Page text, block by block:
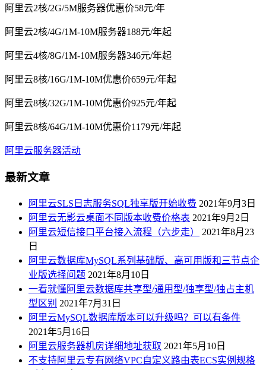
阿里云2核/2G/5M服务器优惠价58元/年
阿里云2核/4G/1M-10M服务器188元/年起
阿里云4核/8G/1M-10M服务器346元/年起
阿里云8核/16G/1M-10M优惠价659元/年起
阿里云8核/32G/1M-10M优惠价925元/年起
阿里云8核/64G/1M-10M优惠价1179元/年起
阿里云服务器活动
最新文章
阿里云SLS日志服务SQL独享版开始收费 2021年9月3日
阿里云无影云桌面不同版本收费价格表 2021年9月2日
阿里云短信接口平台接入流程（六步走）
2021年8月23
日
阿里云数据库MySQL系列基础版、高可用版和三节点企
业版选择问题 2021年8月10日
一看就懂阿里云数据库共享型/通用型/独享型/独占主机
型区别 2021年7月31日
阿里云MySQL数据库版本可以升级吗？可以有条件
2021年5月16日
阿里云服务器机房详细地址获取 2021年5月10日
不支持阿里云专有网络VPC自定义路由表ECS实例规格